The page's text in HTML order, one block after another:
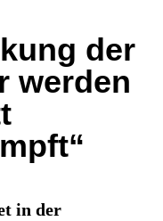
der
werden
in der